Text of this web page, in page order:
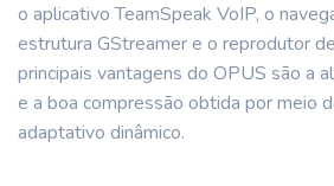
o aplicativo TeamSpeak VoIP, o
estrutura GStreamer e o reprodutor
principais vantagens do OPUS são a
e a boa compressão obtida por meio
adaptativo dinâmico.